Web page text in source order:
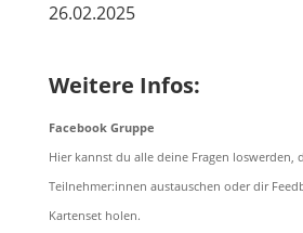
26.02.2025
Weitere Infos:
Facebook Gruppe
Hier kannst du alle deine Fragen loswerden,
Teilnehmer:innen austauschen oder dir
Kartenset holen.